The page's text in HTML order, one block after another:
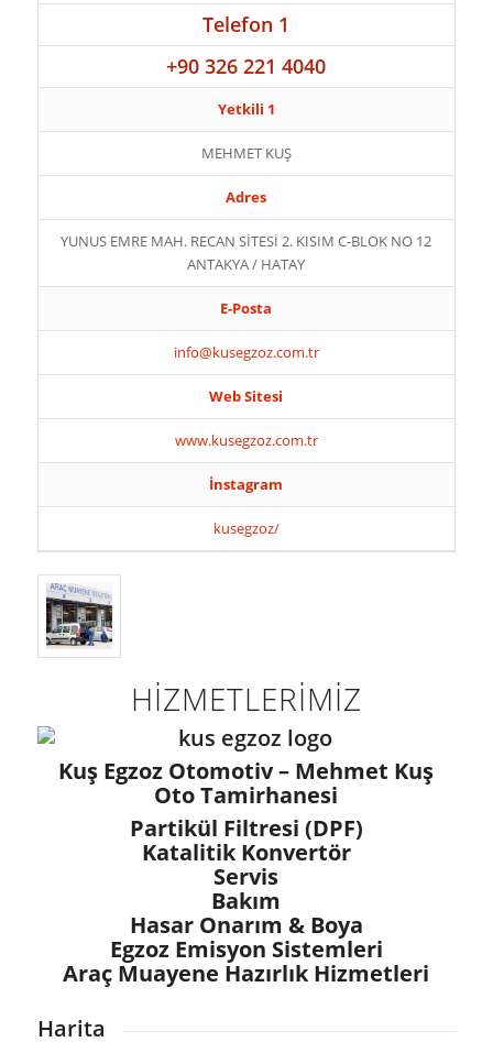
Telefon 1
+90 326 221 4040
Yetkili 1
MEHMET KUŞ
Adres
YUNUS EMRE MAH. RECAN SİTESİ 2. KISIM C-BLOK NO 12
ANTAKYA / HATAY
E-Posta
info@kusegzoz.com.tr
Web Sitesi
www.kusegzoz.com.tr
İnstagram
kusegzoz/
HİZMETLERİMİZ
Kuş Egzoz Otomotiv – Mehmet Kuş
Oto Tamirhanesi
Partikül Filtresi (DPF)
Katalitik Konvertör
Servis
Bakım
Hasar Onarım & Boya
Egzoz Emisyon Sistemleri
Araç Muayene Hazırlık Hizmetleri
Harita